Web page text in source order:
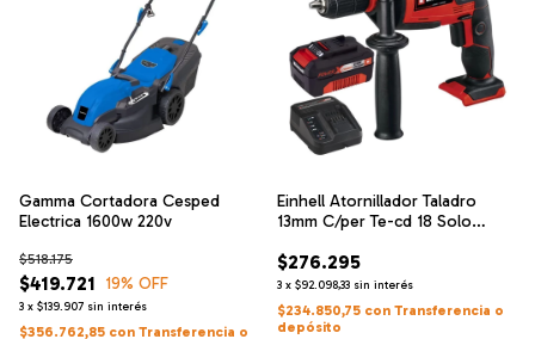
Gamma Cortadora Cesped
Electrica 1600w 220v
$419.721
$518.175
19% OFF
3 x $139.907 sin interés
$356.762,85 con Transferencia o
Einhell Atornillador Taladro
13mm C/per Te-cd 18 Solo
Alta Velocidad Y Bateria 18 V 4
Ah
$276.295
3 x $92.098,33 sin interés
$234.850,75 con Transferencia o
depósito